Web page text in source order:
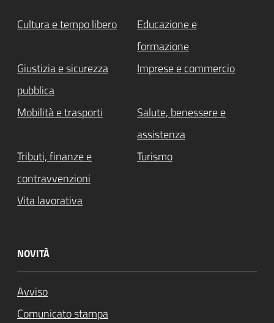
Cultura e tempo libero
Educazione e
formazione
Giustizia e sicurezza
pubblica
Imprese e commercio
Mobilità e trasporti
Salute, benessere e
assistenza
Tributi, finanze e
contravvenzioni
Turismo
Vita lavorativa
NOVITÀ
Avviso
Comunicato stampa